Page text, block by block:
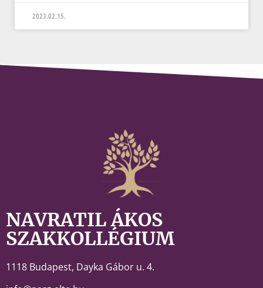
2023.02.15.
NAVRATIL ÁKOS
SZAKKOLLÉGIUM
1118 Budapest, Dayka Gábor u. 4.